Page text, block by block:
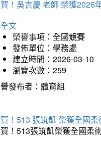
！吳吉慶 老師 榮獲2026
文
榮譽事項：全國競賽
發佈單位：學務處
建立時間：2026-03-10
瀏覽次數：259
發布者：體育組
！513 張筑凱 榮獲全國
！513張筑凱榮獲全國柔